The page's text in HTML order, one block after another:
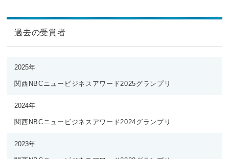
過去の受賞者
2025年
関西NBCニュービジネスアワード2025グランプリ
2024年
関西NBCニュービジネスアワード2024グランプリ
2023年